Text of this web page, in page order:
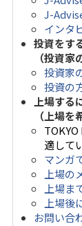
J-
インタ
投資をす
（投資家
投資家
投資の
上場する
（上場を
適して
マンガ
上場の
上場ま
上場後
お問い合